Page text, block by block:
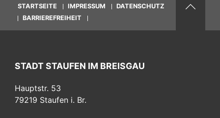
STARTSEITE IMPRESSUM
DATENSCHUTZ
BARRIEREFREIHEIT
STADT STAUFEN IM BREISGAU
Hauptstr. 53
79219 Staufen i. Br.